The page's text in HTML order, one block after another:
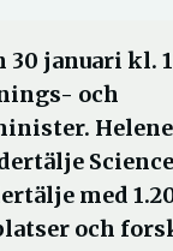
30 januari kl.
och
med
och